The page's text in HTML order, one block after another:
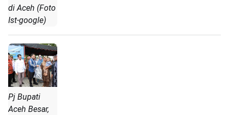
di Aceh (Foto
Ist-google)
Pj Bupati
Aceh Besar,